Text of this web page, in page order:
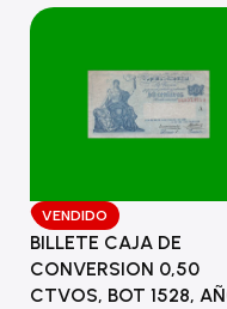
VENDIDO
BILLETE CAJA DE
CONVERSION 0,50
CTVOS, BOT 1528,